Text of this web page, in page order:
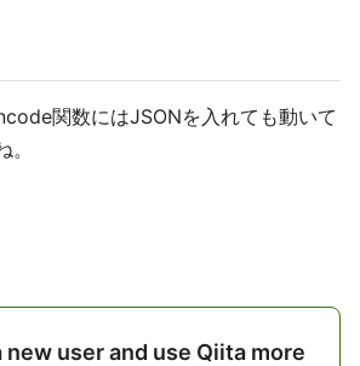
関数にはJSONを入れても動いて
new user and use Qiita more